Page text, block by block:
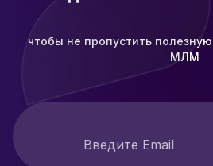
чтобы не пропустить
МЛМ
Введите Email